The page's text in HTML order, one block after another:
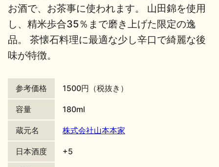
地酒川柳 地酒小説
日本酒の楽しみ方特集
地酒・イベント情報
お酒で、お茶事に使われます。 山田錦を使用
し、精米歩合35％まで磨き上げた限定の逸
品。 茶懐石料理に最適な少し辛口で綺麗な後
味が特徴。
参考価格 1500円（税抜き）
容量 180ml
蔵元名 株式会社山本本家
日本酒度 +5